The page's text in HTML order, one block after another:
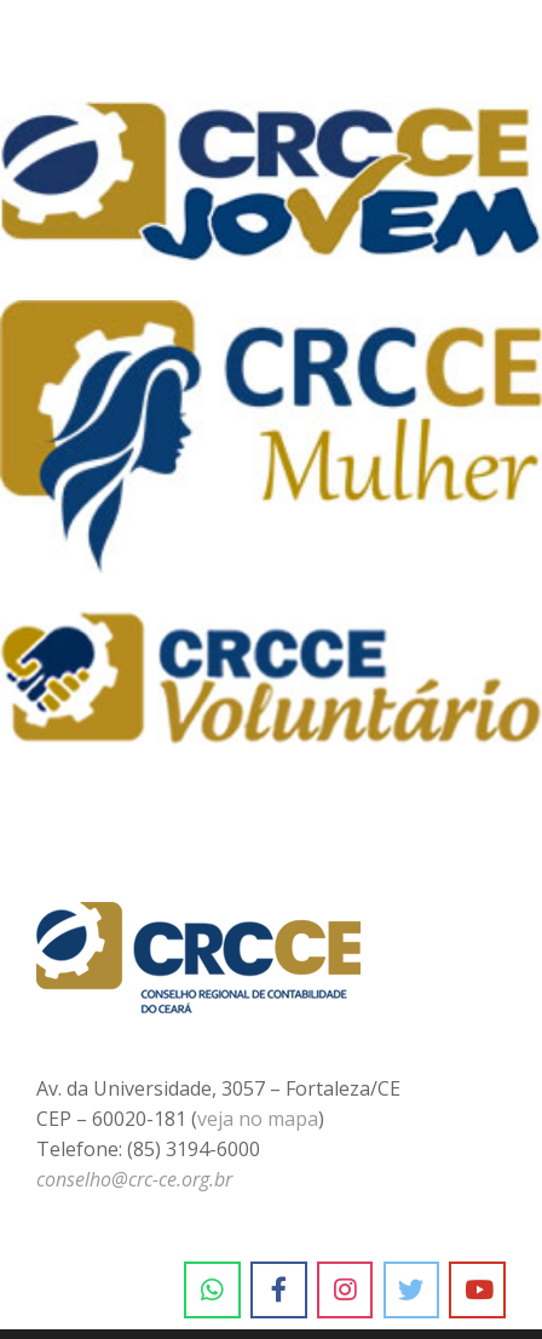
Av. da Universidade, 3057 – Fortaleza/CE
CEP – 60020-181 (veja no mapa)
Telefone: (85) 3194-6000
conselho@crc-ce.org.br